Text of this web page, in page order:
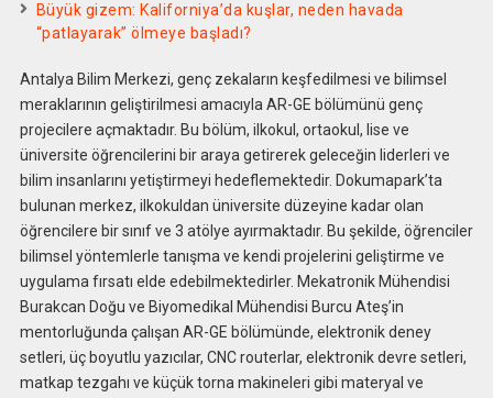
Büyük gizem: Kaliforniya’da kuşlar, neden havada
“patlayarak” ölmeye başladı?
Antalya Bilim Merkezi, genç zekaların keşfedilmesi ve bilimsel
meraklarının geliştirilmesi amacıyla AR-GE bölümünü genç
projecilere açmaktadır. Bu bölüm, ilkokul, ortaokul, lise ve
üniversite öğrencilerini bir araya getirerek geleceğin liderleri ve
bilim insanlarını yetiştirmeyi hedeflemektedir. Dokumapark’ta
bulunan merkez, ilkokuldan üniversite düzeyine kadar olan
öğrencilere bir sınıf ve 3 atölye ayırmaktadır. Bu şekilde, öğrenciler
bilimsel yöntemlerle tanışma ve kendi projelerini geliştirme ve
uygulama fırsatı elde edebilmektedirler. Mekatronik Mühendisi
Burakcan Doğu ve Biyomedikal Mühendisi Burcu Ateş’in
mentorluğunda çalışan AR-GE bölümünde, elektronik deney
setleri, üç boyutlu yazıcılar, CNC routerlar, elektronik devre setleri,
matkap tezgahı ve küçük torna makineleri gibi materyal ve